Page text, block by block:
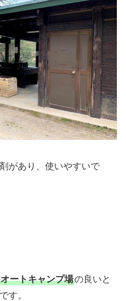
があり、使いやすいで
ートキャンプ場の良いと
す。